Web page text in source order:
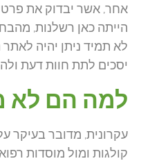
אחר, אשר יבדוק את פרטי
הייתה כאן רשלנות,
לא תמיד ניתן יהיה
יסכים לתת חוות דעת
למה הם לא
עקרונית, מדובר בעיקר על
קולגות ומול מוסדות